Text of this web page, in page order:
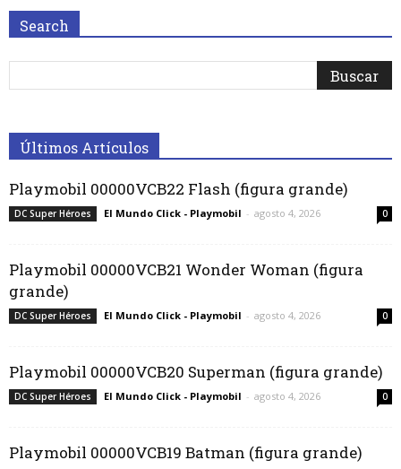
Search
Últimos Artículos
Playmobil 00000VCB22 Flash (figura grande)
DC Super Héroes El Mundo Click - Playmobil - agosto 4, 2026 0
Playmobil 00000VCB21 Wonder Woman (figura
grande)
DC Super Héroes El Mundo Click - Playmobil - agosto 4, 2026 0
Playmobil 00000VCB20 Superman (figura grande)
DC Super Héroes El Mundo Click - Playmobil - agosto 4, 2026 0
Playmobil 00000VCB19 Batman (figura grande)